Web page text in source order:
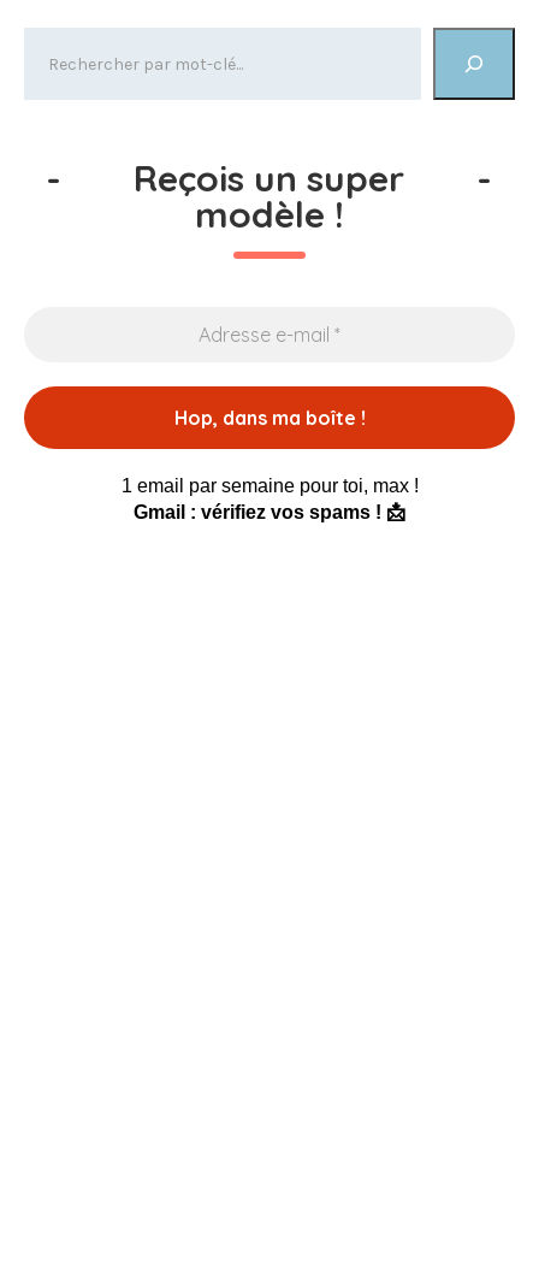
- Reçois un super
modèle !
-
1 email par semaine pour toi, max !
Gmail : vérifiez vos spams ! 📩